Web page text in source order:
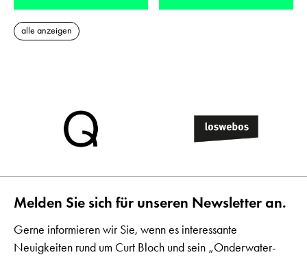
alle anzeigen
Melden Sie sich für unseren Newsletter an.
Gerne informieren wir Sie, wenn es interessante
Neuigkeiten rund um Curt Bloch und sein „Onderwater-